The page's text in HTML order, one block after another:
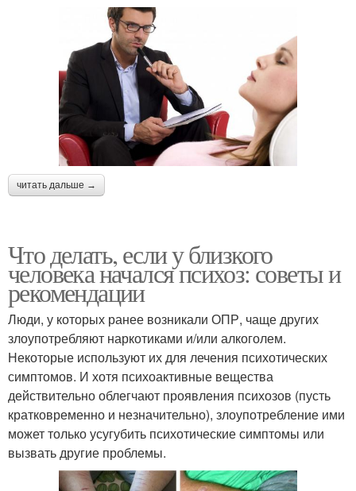
читать дальше →
Что делать, если у близкого
человека начался психоз: советы и
рекомендации
Люди, у которых ранее возникали ОПР, чаще других
злоупотребляют наркотиками и/или алкоголем.
Некоторые используют их для лечения психотических
симптомов. И хотя психоактивные вещества
действительно облегчают проявления психозов (пусть
кратковременно и незначительно), злоупотребление ими
может только усугубить психотические симптомы или
вызвать другие проблемы.